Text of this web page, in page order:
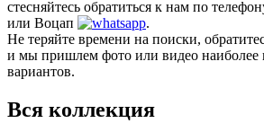
стесняйтесь обратиться к нам по
или Воцап
.
Не теряйте времени на поиски,
и мы пришлем фото или видео наиболее
вариантов.
Вся коллекция